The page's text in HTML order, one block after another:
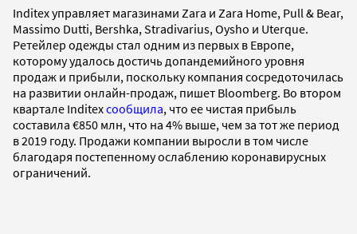
Inditex управляет магазинами Zara и Zara Home, Pull & Bear,
Massimo Dutti, Bershka, Stradivarius, Oysho и Uterque.
Ретейлер одежды стал одним из первых в Европе,
которому удалось достичь допандемийного уровня
продаж и прибыли, поскольку компания сосредоточилась
на развитии онлайн-продаж, пишет Bloomberg. Во втором
квартале Inditexcообщила, что ее чистая прибыль
составила €850 млн, что на 4% выше, чем за тот же период
в 2019 году. Продажи компании выросли в том числе
благодаря постепенному ослаблению коронавирусных
ограничений.